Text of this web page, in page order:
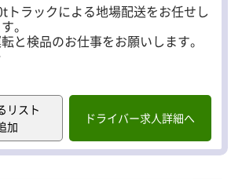
トラックによる地場配送をお任せし
。
と検品のお仕事をお願いします。
ドラッグストアの店舗配送
カゴ台車・パレットを使用したセン
間の配送（1日2～3往復）
エアサスローラー車での工場間輸送
常1日2～3件）
リスト
加
ドライバー求人詳細へ